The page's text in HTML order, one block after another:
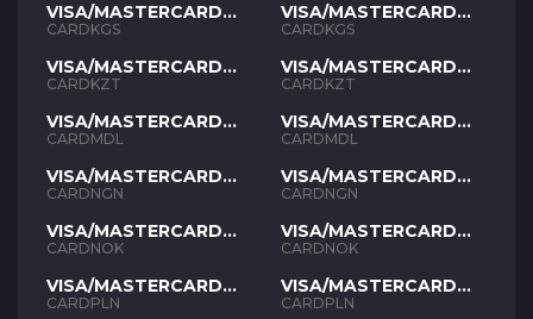
VISA/MASTERCARD
KGS
CARDKGS
VISA/MASTERCARD
KZT
CARDKZT
VISA/MASTERCARD
MDL
CARDMDL
VISA/MASTERCARD
NGN
CARDNGN
VISA/MASTERCARD
NOK
CARDNOK
VISA/MASTERCARD
PLN
CARDPLN
VISA/MASTERCARD
KGS
CARDKGS
VISA/MASTERCARD
KZT
CARDKZT
VISA/MASTERCARD
MDL
CARDMDL
VISA/MASTERCARD
NGN
CARDNGN
VISA/MASTERCARD
NOK
CARDNOK
VISA/MASTERCARD
PLN
CARDPLN